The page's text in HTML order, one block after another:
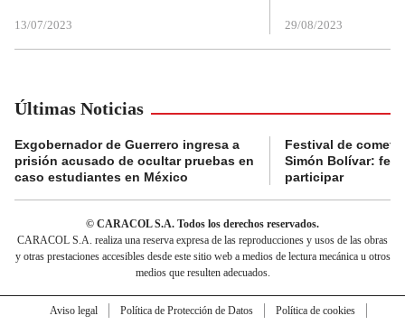
13/07/2023 29/08/2023
Últimas Noticias
Exgobernador de Guerrero ingresa a
prisión acusado de ocultar pruebas en
caso estudiantes en México
Festival de
Simón Bolívar:
participar
© CARACOL S.A. Todos los derechos reservados.
CARACOL S.A. realiza una reserva expresa de las reproducciones y usos de las obras
y otras prestaciones accesibles desde este sitio web a medios de lectura mecánica u otros
medios que resulten adecuados.
Aviso legal Política de Protección de Datos
Política de cookies